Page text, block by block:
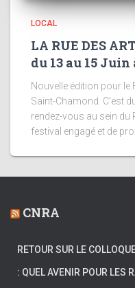
LOCAL
LA RUE DES
du 13 au 15
Nouvelle édition pour le
Saint-Chamond. C’est
rendez-vous au sein du
festival engagé et de
CNRA
RETOUR SUR LE
: QUEL AVENIR POUR LES